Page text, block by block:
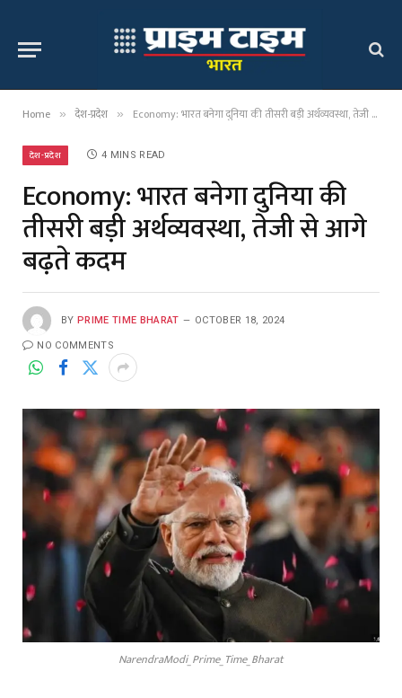
Home » देश-प्रदेश » Economy: भारत बनेगा दुनिया की तीसरी बड़ी अर्थव्यवस्था, तेजी से आगे बढ़ते कदम
देश-प्रदेश 4 MINS READ
Economy: भारत बनेगा दुनिया की
तीसरी बड़ी अर्थव्यवस्था, तेजी से आगे
बढ़ते कदम
BY PRIME TIME BHARAT OCTOBER 18, 2024
NO COMMENTS
NarendraModi_Prime_Time_Bharat